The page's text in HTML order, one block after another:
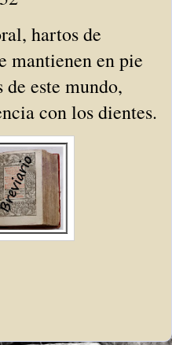
hartos de
mantienen en pie
de este mundo,
con los dientes.